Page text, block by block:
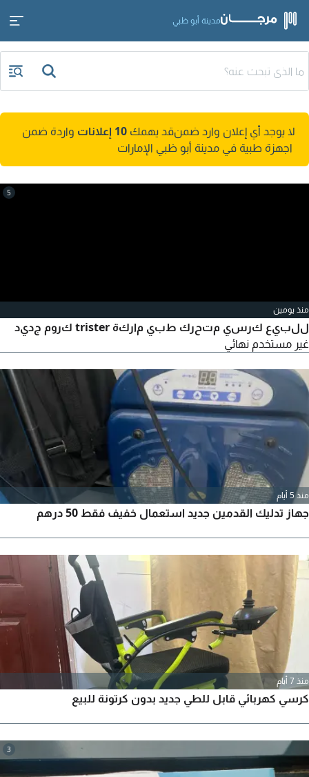
مدينة أبو ظبي
لا يوجد أي إعلان وارد ضمنقد يهمك 10 إعلانات
واردة ضمن
اجهزة طبية في مدينة أبو ظبي الإمارات
5
منذ يومين
للبيع كرسي متحرك طبي ماركة trister كروم جديد
غير مستخدم نهائي
منذ 5 أيام
جهاز تدليك القدمين جديد استعمال خفيف فقط 50 درهم
منذ 7 أيام
كرسي كهربائي قابل للطي جديد بدون كرتونة للبيع
3